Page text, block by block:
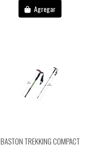
Agregar
BASTON TREKKING COMPACT